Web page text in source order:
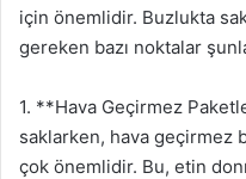
için önemlidir. Buzlukta
gereken bazı noktalar
1. **Hava Geçirmez
saklarken, hava geçirmez
çok önemlidir. Bu, etin